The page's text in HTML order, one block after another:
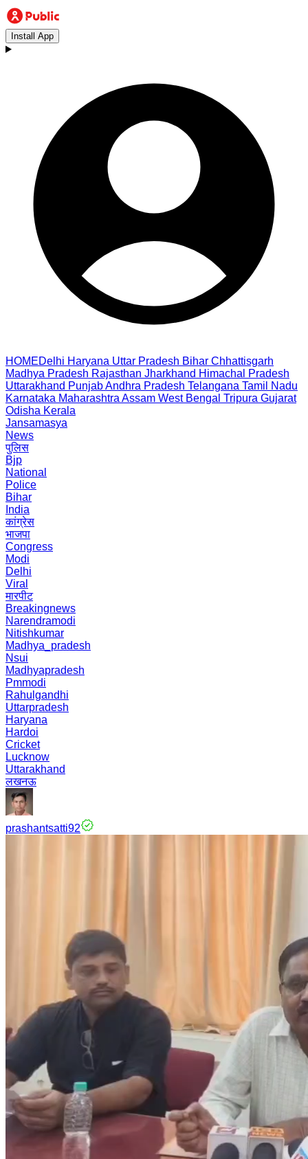
Install App
HOMEDelhi Haryana Uttar Pradesh Bihar Chhattisgarh
Madhya Pradesh Rajasthan Jharkhand Himachal Pradesh
Uttarakhand PunjabAndhra Pradesh Telangana Tamil Nadu
Karnataka Maharashtra Assam West Bengal Tripura Gujarat
Odisha Kerala
Jansamasya
News
पुलिस
Bjp
National
Police
Bihar
India
कांग्रेस
भाजपा
Congress
Modi
Delhi
Viral
मारपीट
Breakingnews
Narendramodi
Nitishkumar
Madhya_pradesh
Nsui
Madhyapradesh
Pmmodi
Rahulgandhi
Uttarpradesh
Haryana
Hardoi
Cricket
Lucknow
Uttarakhand
लखनऊ
prashantsatti92